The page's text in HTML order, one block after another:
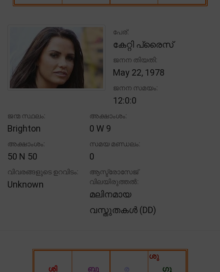
പേര്:
കേറ്റി പ്രൈസ്
ജനന തിയതി:
May 22, 1978
ജനന സമയം:
12:0:0
ജന്മ സ്ഥലം:
Brighton
അക്ഷാംശം:
0 W 9
അക്ഷാംശം:
50 N 50
സമയ മണ്ഡലം:
0
വിവരങ്ങളുടെ ഉറവിടം:
Unknown
ആസ്ട്രോസേജ്
വിലയിരുത്തൽ:
മലിനമായ
വസ്തുതകൾ (DD)